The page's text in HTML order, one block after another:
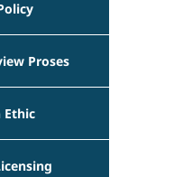
Proses
Ethic